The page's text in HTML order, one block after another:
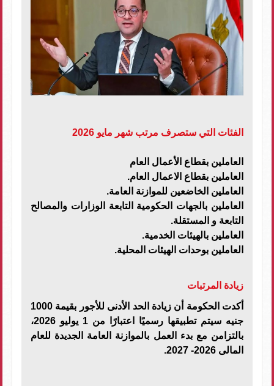
الفئات التي ستصرف مرتب شهر مايو 2026
العاملين بقطاع الأعمال العام
العاملين بقطاع الاعمال العام.
العاملين الخاضعين للموازنة العامة.
العاملين بالجهات الحكومية التابعة الوزارات والمصالح
التابعة و المستقلة.
العاملين بالهيئات الخدمية.
العاملين بوحدات الهيئات المحلية.
زيادة المرتبات
أكدت الحكومة أن زيادة الحد الأدنى للأجور بقيمة 1000
جنيه سيتم تطبيقها رسميًا اعتبارًا من 1 يوليو 2026،
بالتزامن مع بدء العمل بالموازنة العامة الجديدة للعام
المالى 2026- 2027.